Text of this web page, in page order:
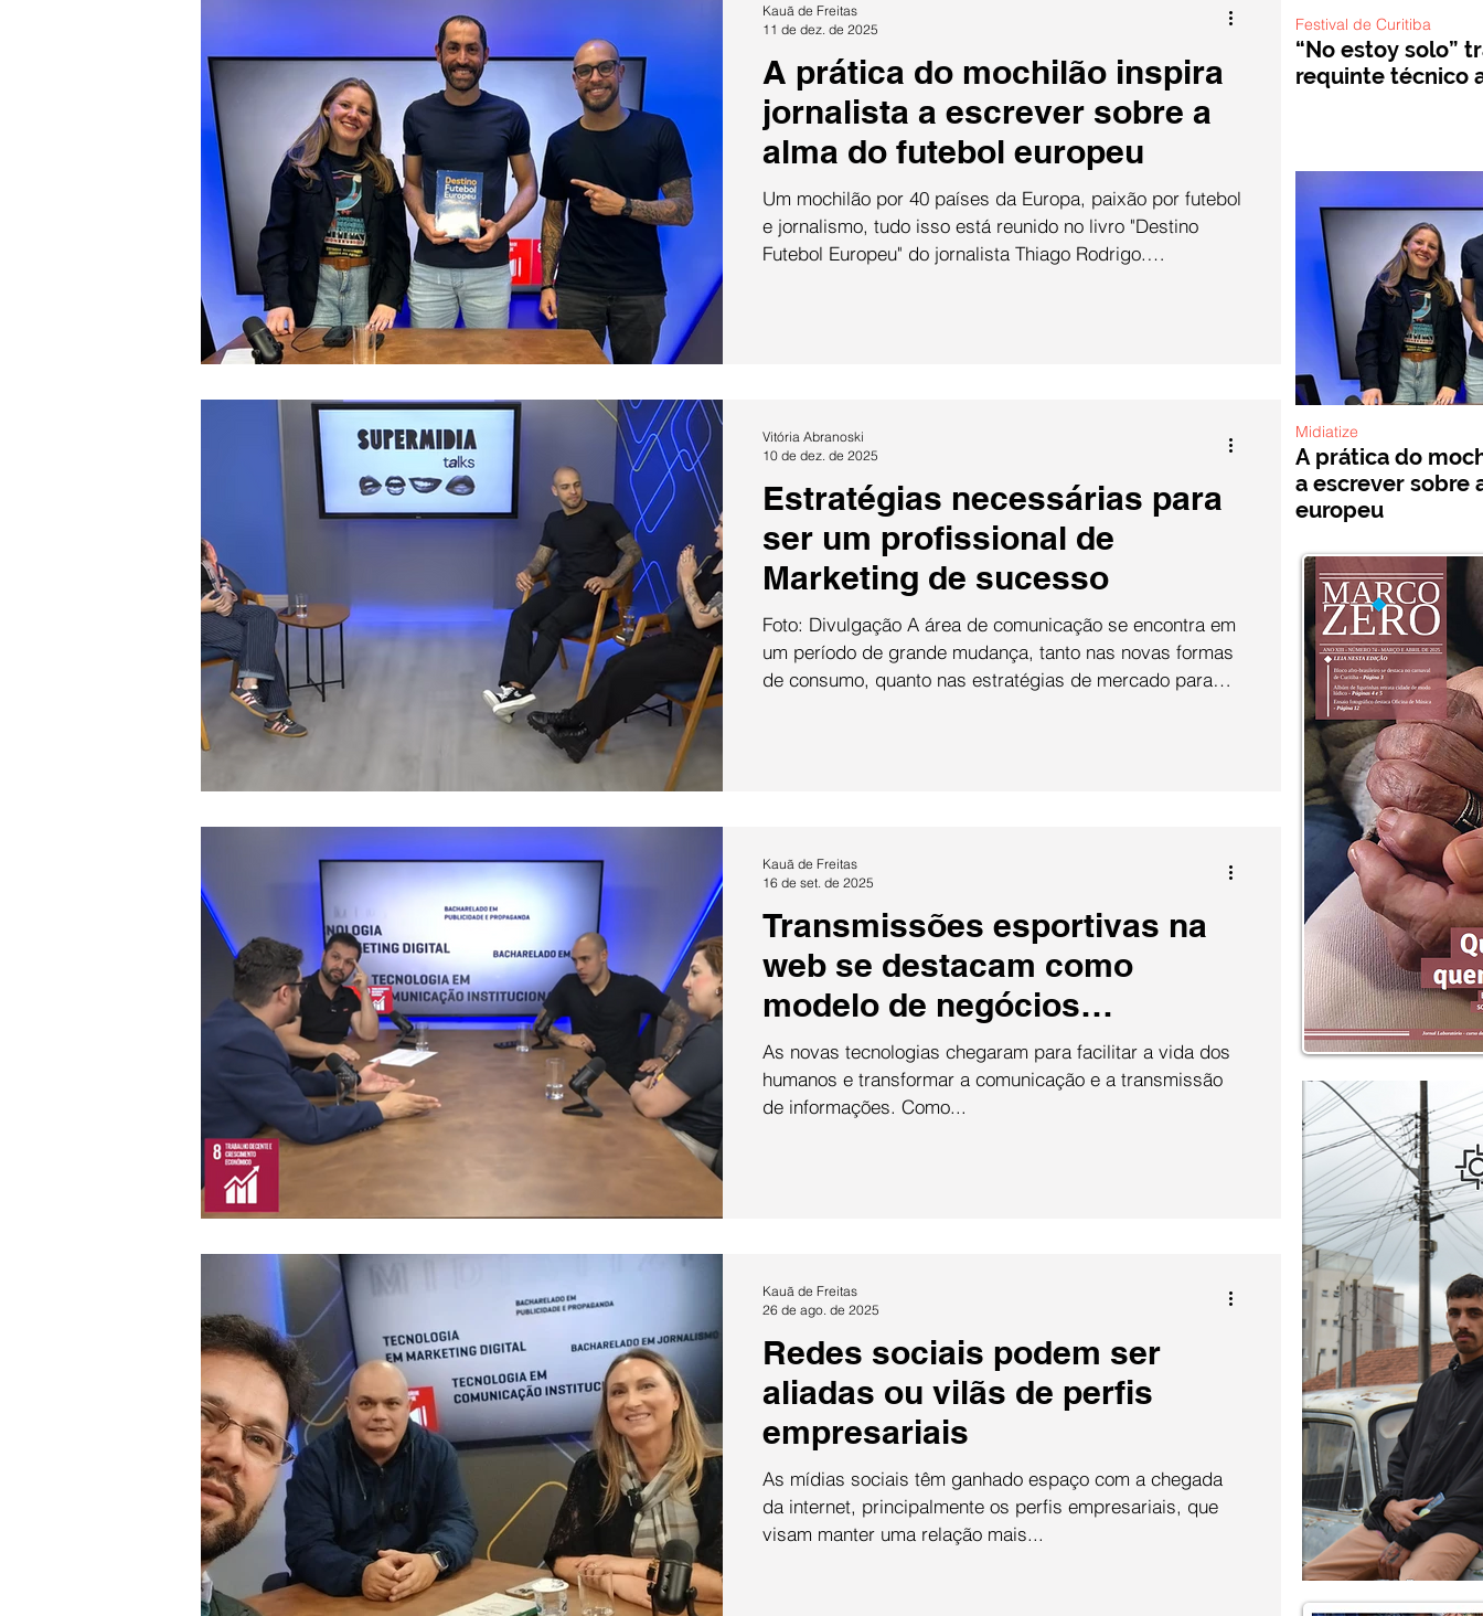
“No estoy solo”
requinte técnico
Festival de Curitiba
A prática do
a escrever sobre
europeu
Midiatize
A prática do mochilão inspira
jornalista a escrever sobre a
alma do futebol europeu
Um mochilão por 40 países da Europa, paixão por futebol
e jornalismo, tudo isso está reunido no livro "Destino
Futebol Europeu" do jornalista Thiago Rodrigo.
Kauã de Freitas
11 de dez. de 2025
Estratégias necessárias para
ser um profissional de
Marketing de sucesso
Foto: Divulgação A área de comunicação se encontra em
um período de grande mudança, tanto nas novas formas
de consumo, quanto nas estratégias de mercado para
especial
Vitória Abranoski
10 de dez. de 2025
Transmissões esportivas na
web se destacam como
modelo de negócios
promissor
As novas tecnologias chegaram para facilitar a vida dos
humanos e transformar a comunicação e a transmissão
de informações. Como...
Kauã de Freitas
16 de set. de 2025
Redes sociais podem ser
aliadas ou vilãs de perfis
empresariais
As mídias sociais têm ganhado espaço com a chegada
da internet, principalmente os perfis empresariais, que
visam manter uma relação mais...
Kauã de Freitas
26 de ago. de 2025